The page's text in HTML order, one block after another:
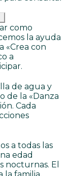
como
la ayuda
«Crea con
a
de agua y
de la «Danza
Cada
a todas las
edad
nocturnas. El